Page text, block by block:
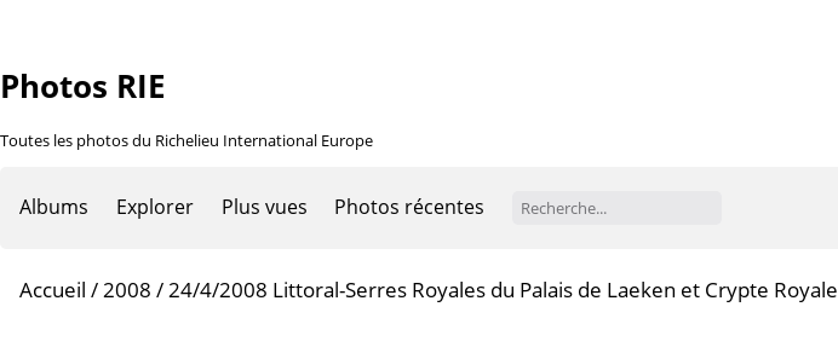
Photos RIE
Toutes les photos du Richelieu International Europe
Albums Explorer Plus vues Photos récentes
Accueil /2008 /24/4/2008 Littoral-Serres Royales du Palais de Laeken et Crypte Royale